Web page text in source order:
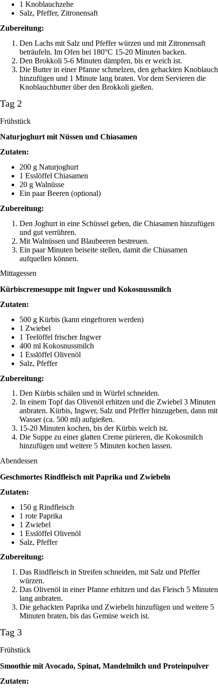
1 Knoblauchzehe
Salz, Pfeffer, Zitronensaft
Zubereitung:
Den Lachs mit Salz und Pfeffer würzen und mit Zitronensaft
beträufeln. Im Ofen bei 180°C 15-20 Minuten backen.
Den Brokkoli 5-6 Minuten dämpfen, bis er weich ist.
Die Butter in einer Pfanne schmelzen, den gehackten Knoblauch
hinzufügen und 1 Minute lang braten. Vor dem Servieren die
Knoblauchbutter über den Brokkoli gießen.
Tag 2
Frühstück
Naturjoghurt mit Nüssen und Chiasamen
Zutaten:
200 g Naturjoghurt
1 Esslöffel Chiasamen
20 g Walnüsse
Ein paar Beeren (optional)
Zubereitung:
Den Joghurt in eine Schüssel geben, die Chiasamen hinzufügen
und gut verrühren.
Mit Walnüssen und Blaubeeren bestreuen.
Ein paar Minuten beiseite stellen, damit die Chiasamen
aufquellen können.
Mittagessen
Kürbiscremesuppe mit Ingwer und Kokosnussmilch
Zutaten:
500 g Kürbis (kann eingefroren werden)
1 Zwiebel
1 Teelöffel frischer Ingwer
400 ml Kokosnussmilch
1 Esslöffel Olivenöl
Salz, Pfeffer
Zubereitung:
Den Kürbis schälen und in Würfel schneiden.
In einem Topf das Olivenöl erhitzen und die Zwiebel 3 Minuten
anbraten. Kürbis, Ingwer, Salz und Pfeffer hinzugeben, dann mit
Wasser (ca. 500 ml) aufgießen.
15-20 Minuten kochen, bis der Kürbis weich ist.
Die Suppe zu einer glatten Creme pürieren, die Kokosmilch
hinzufügen und weitere 5 Minuten kochen lassen.
Abendessen
Geschmortes Rindfleisch mit Paprika und Zwiebeln
Zutaten:
150 g Rindfleisch
1 rote Paprika
1 Zwiebel
1 Esslöffel Olivenöl
Salz, Pfeffer
Zubereitung:
Das Rindfleisch in Streifen schneiden, mit Salz und Pfeffer
würzen.
Das Olivenöl in einer Pfanne erhitzen und das Fleisch 5 Minuten
lang anbraten.
Die gehackten Paprika und Zwiebeln hinzufügen und weitere 5
Minuten braten, bis das Gemüse weich ist.
Tag 3
Frühstück
Smoothie mit Avocado, Spinat, Mandelmilch und Proteinpulver
Zutaten: